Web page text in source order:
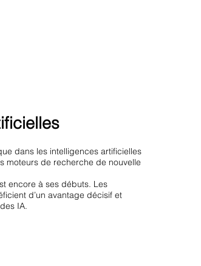
dans les intelligences artificielles
moteurs de recherche de nouvelle
encore à ses débuts. Les
d’un avantage décisif et
IA.